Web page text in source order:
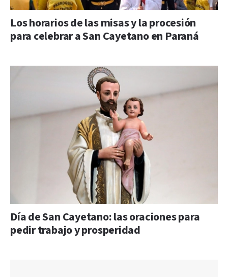
Los horarios de las misas y la procesión
para celebrar a San Cayetano en Paraná
Día de San Cayetano: las oraciones para
pedir trabajo y prosperidad